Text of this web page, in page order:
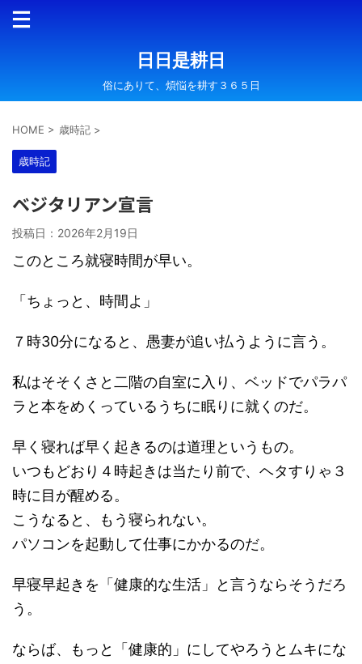
日日是耕日
俗にありて、煩悩を耕す３６５日
HOME > 歳時記 >
歳時記
ベジタリアン宣言
投稿日： 2026年2月19日
このところ就寝時間が早い。
「ちょっと、時間よ」
７時30分になると、愚妻が追い払うように言う。
私はそそくさと二階の自室に入り、ベッドでパラパ
ラと本をめくっているうちに眠りに就くのだ。
早く寝れば早く起きるのは道理というもの。
いつもどおり４時起きは当たり前で、ヘタすりゃ３
時に目が醒める。
こうなると、もう寝られない。
パソコンを起動して仕事にかかるのだ。
早寝早起きを「健康的な生活」と言うならそうだろ
う。
ならば、もっと「健康的」にしてやろうとムキにな